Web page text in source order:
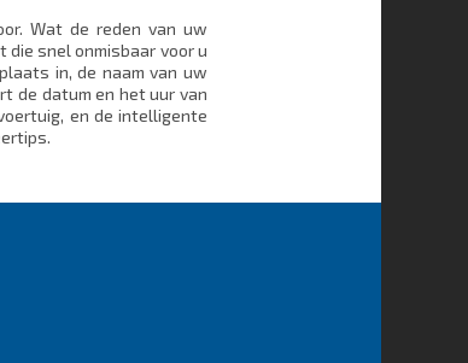
Wat de reden van uw
die snel onmisbaar voor u
in, de naam van uw
de datum en het uur van
en de intelligente